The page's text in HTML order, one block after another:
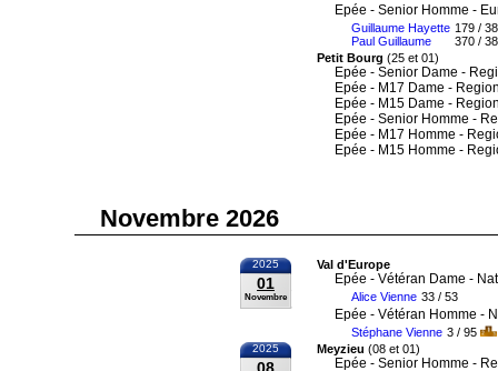
Epée - Senior Homme -
Guillaume Hayette
Paul Guillaume
179 /
370 /
Petit Bourg (25 et 01)
Epée - Senior Dame -
Epée - M17 Dame -
Epée - M15 Dame -
Epée - Senior Homme -
Epée - M17 Homme -
Epée - M15 Homme -
Novembre 2026
2025
01
Novembre
Val d'Europe
Epée - Vétéran Dame -
Alice Vienne 33 / 53
Epée - Vétéran Homme -
Stéphane Vienne 3 / 95
2025 Meyzieu (08 et 01)
Epée - Senior Homme -